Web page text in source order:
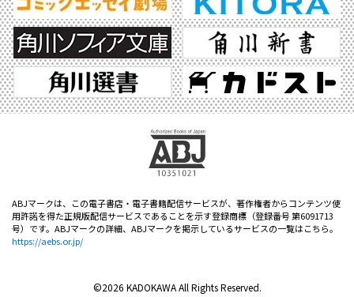
ABJマークは、この電子書店・電子書籍配信サービスが、著作権者からコンテンツ使
用許諾を得た正規版配信サービスであることを示す登録商標（登録番号 第6091713
号）です。ABJマークの詳細、ABJマークを掲示しているサービスの一覧はこちら。
https://aebs.or.jp/
©2026 KADOKAWA All Rights Reserved.